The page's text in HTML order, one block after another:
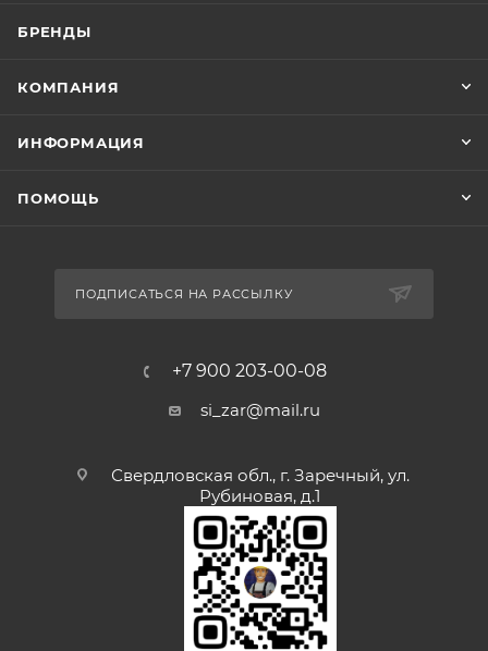
БРЕНДЫ
КОМПАНИЯ
ИНФОРМАЦИЯ
ПОМОЩЬ
ПОДПИСАТЬСЯ НА РАССЫЛКУ
+7 900 203-00-08
si_zar@mail.ru
Свердловская обл., г. Заречный, ул.
Рубиновая, д.1